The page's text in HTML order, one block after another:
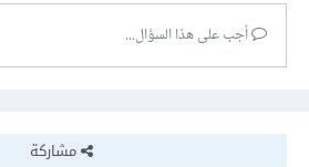
أجب على هذا السؤال...
مشاركة